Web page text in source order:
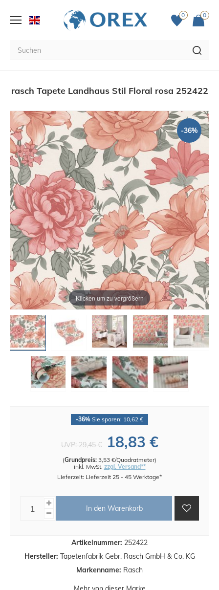
0 0
rasch Tapete Landhaus Stil Floral rosa 252422
Klicken um zu vergrößern
-36%
Artikelnummer: 252422
Hersteller: Tapetenfabrik Gebr. Rasch GmbH & Co. KG
Markenname: Rasch
-36% Sie sparen: 10,62 €
UVP:29,45 € 18,83 €
(Grundpreis: 3,53 €/Quadratmeter)
inkl. MwSt. zzgl. Versand**
Lieferzeit: Lieferzeit 25 - 45 Werktage*
In den Warenkorb